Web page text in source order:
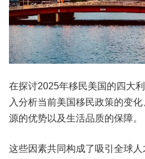
在探讨2025年移民美国的四大
入分析当前美国移民政策的变
源的优势以及生活品质的保障。
这些因素共同构成了吸引全球